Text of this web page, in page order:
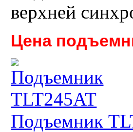
верхней
Цена
Подъемник